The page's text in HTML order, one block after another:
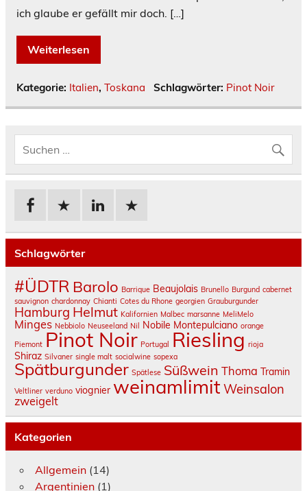
ich glaube er gefällt mir doch. […]
Weiterlesen
Kategorie: Italien, Toskana Schlagwörter: Pinot Noir
Schlagwörter
#ÜDTR Barolo Barrique Beaujolais Brunello Burgund cabernet
sauvignon chardonnay Chianti Cotes du Rhone georgien Grauburgunder
Hamburg Helmut Kalifornien Malbec marsanne MeliMelo
Minges Nebbiolo Neuseeland Nil Nobile Montepulciano orange
Piemont Pinot Noir Portugal Riesling rioja
Shiraz Silvaner single malt socialwine sopexa
Spätburgunder Spätlese Süßwein Thoma Tramin
Veltliner verduno viognier weinamlimit Weinsalon
zweigelt
Kategorien
Allgemein(14)
Argentinien(1)